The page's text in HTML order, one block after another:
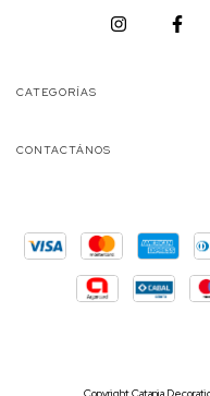
CATEGORÍAS
CONTACTÁNOS